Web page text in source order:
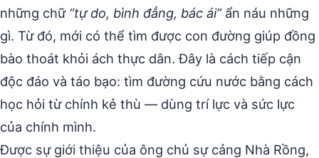
những chữ “tự do, bình đẳng, bác ái”ẩn náu những
gì. Từ đó, mới có thể tìm được con đường giúp đồng
bào thoát khỏi ách thực dân. Đây là cách tiếp cận
độc đáo và táo bạo: tìm đường cứu nước bằng cách
học hỏi từ chính kẻ thù — dùng trí lực và sức lực
của chính mình.
Được sự giới thiệu của ông chủ sự cảng Nhà Rồng,